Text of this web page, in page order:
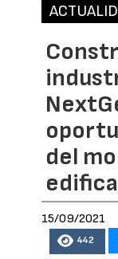
del
15/09/2021
442